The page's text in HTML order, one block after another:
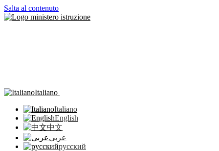
Salta al contenuto
Italiano
Italiano
English
中文
عربى
русский